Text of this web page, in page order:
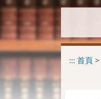
::: 首頁 >